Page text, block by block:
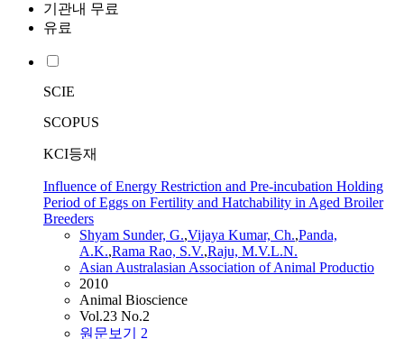
기관내 무료
유료
SCIE
SCOPUS
KCI등재
Influence of Energy Restriction and Pre-incubation Holding
Period of Eggs on Fertility and Hatchability in Aged Broiler
Breeders
Shyam Sunder, G.,Vijaya Kumar, Ch.,Panda,
A.K.,Rama Rao, S.V.,Raju, M.V.L.N.
Asian Australasian Association of Animal Productio
2010
Animal Bioscience
Vol.23 No.2
원문보기 2